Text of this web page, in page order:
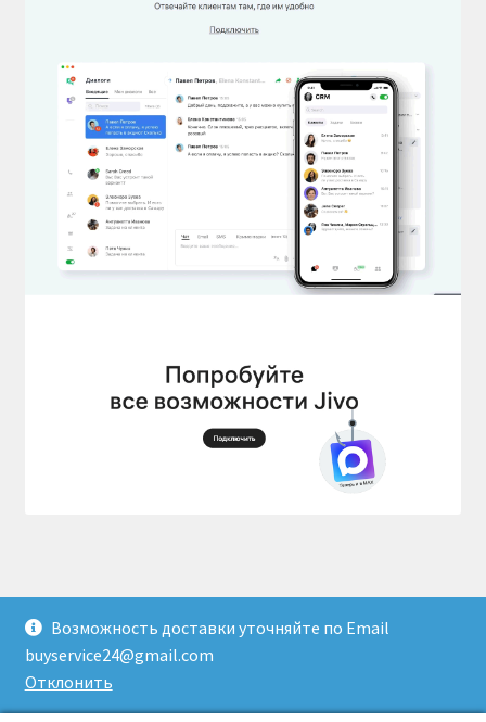
Возможность доставки уточняйте по Email
buyservice24@gmail.com
Отклонить
© Доставка товаров из Гонконга 2026
Создано с помощью WooCommerce